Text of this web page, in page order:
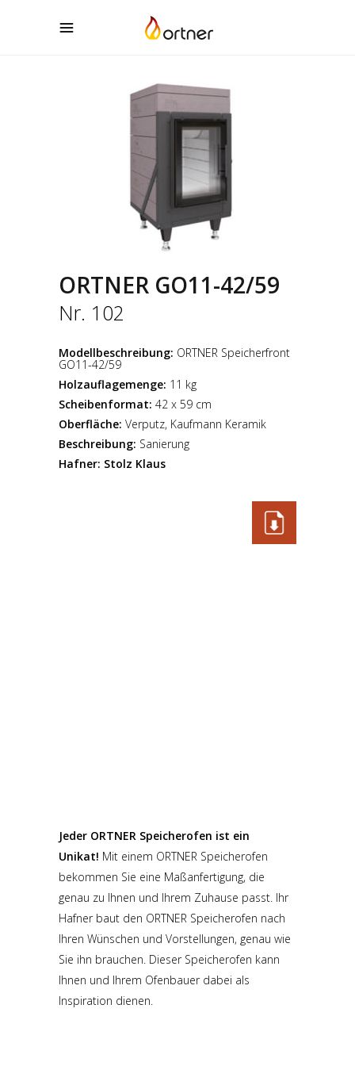
ORTNER GO11-42/59
Nr. 102
Modellbeschreibung: ORTNER Speicherfront
GO11-42/59
Holzauflagemenge: 11 kg
Scheibenformat: 42 x 59 cm
Oberfläche: Verputz, Kaufmann Keramik
Beschreibung: Sanierung
Hafner: Stolz Klaus
Jeder ORTNER Speicherofen ist ein
Unikat! Mit einem ORTNER Speicherofen
bekommen Sie eine Maßanfertigung, die
genau zu Ihnen und Ihrem Zuhause passt. Ihr
Hafner baut den ORTNER Speicherofen nach
Ihren Wünschen und Vorstellungen, genau wie
Sie ihn brauchen. Dieser Speicherofen kann
Ihnen und Ihrem Ofenbauer dabei als
Inspiration dienen.